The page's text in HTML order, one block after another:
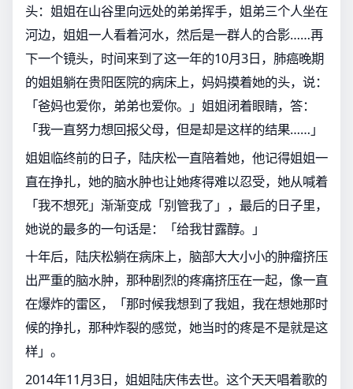
头：姐姐在山谷里向远处的弟弟挥手，姐弟三个人坐在
河边，姐姐一人看着河水，然后是一群人的合影……再
下一个镜头，时间来到了这一年的10月3日，肺癌晚期
的姐姐躺在贵阳医院的病床上，妈妈摸着她的头，说：
「爸妈也爱你，弟弟也爱你。」姐姐闭着眼睛，答：
「我一直努力想回报父母，但是却是这样的结果……」
姐姐临终前的日子，陆庆松一直陪着她，他记得姐姐一
直在挣扎，她的脑水肿也让她疼得难以忍受，她从喊着
「我不想死」渐渐变成「别管我了」，最后的日子里，
她说的最多的一句话是：「给我甘露醇。」
十年后，陆庆松躺在病床上，脑部大大小小的肿瘤挤压
出严重的脑水肿，那种剧烈的疼痛挤压在一起，像一直
在爆炸的雷区，「那时候我想到了我姐，我在想她那时
候的挣扎，那种炸裂的感觉，她当时的疼是不是就是这
样」。
2014年11月3日，姐姐陆庆伟去世。这个天天唱着歌的